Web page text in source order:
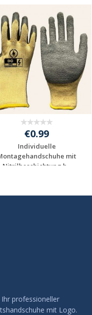
€0.99
Individuelle
mit
Nitrilbeschichtung b...
professioneller
mit Logo.